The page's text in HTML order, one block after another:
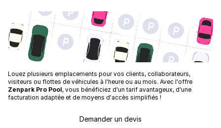
Louez plusieurs emplacements pour vos clients, collaborateurs,
visiteurs ou flottes de véhicules à l'heure ou au mois. Avec l'offre
Zenpark Pro Pool, vous bénéficiez d'un tarif avantageux, d'une
facturation adaptée et de moyens d'accès simplifiés !
Demander un devis